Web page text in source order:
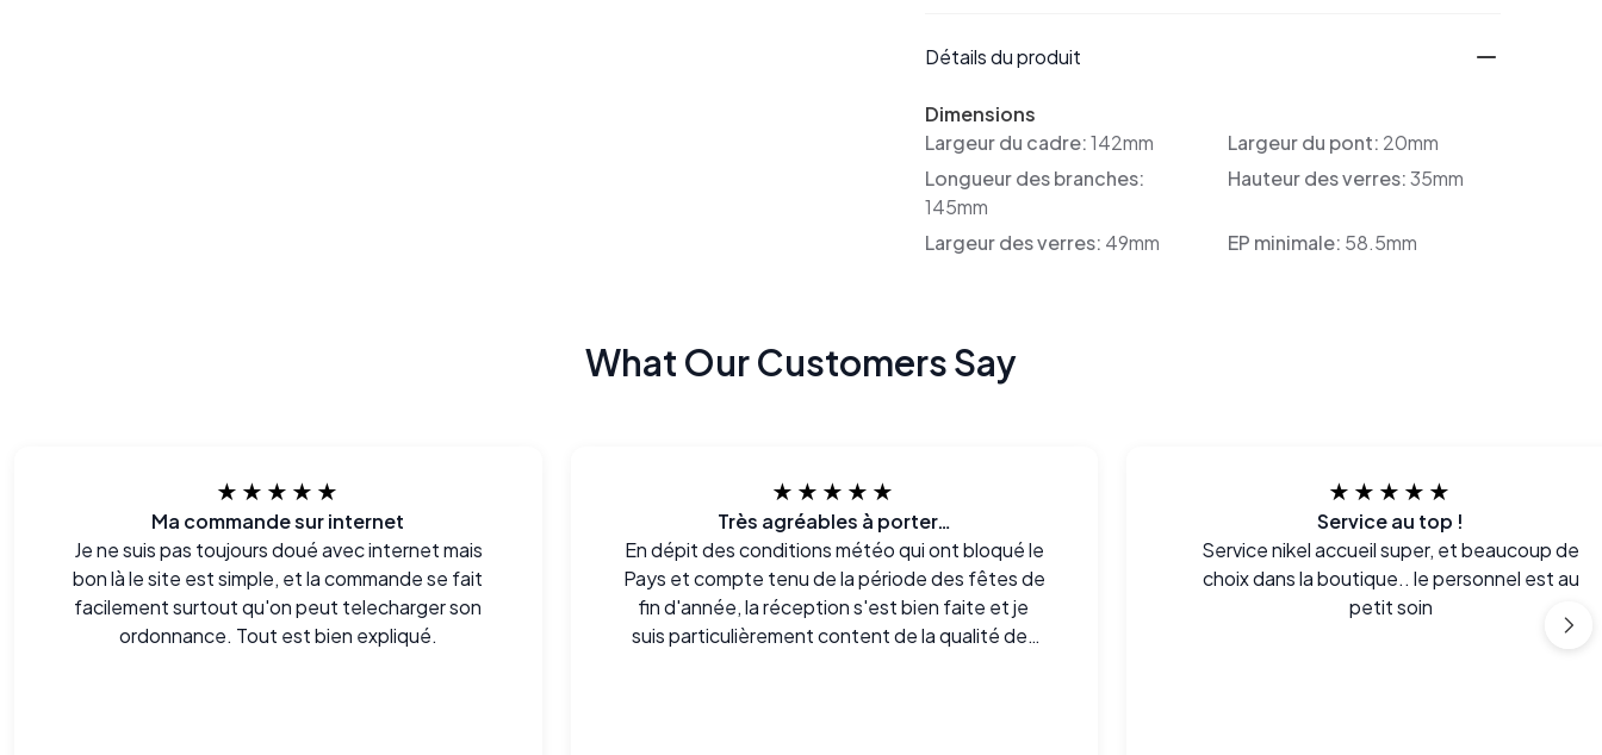
Détails du produit
Dimensions
Largeur du cadre:142mm Largeur du pont: 20mm
Longueur des branches:
145mm
Hauteur des verres:35mm
Largeur des verres: 49mm EP minimale: 58.5mm
What Our Customers Say
★★★★★
Ma commande sur internet
Je ne suis pas toujours doué avec internet mais
bon là le site est simple, et la commande se fait
facilement surtout qu'on peut telecharger son
ordonnance. Tout est bien expliqué.
★★★★★
Très agréables à porter…
En dépit des conditions météo qui ont bloqué le
Pays et compte tenu de la période des fêtes de
fin d'année, la réception s'est bien faite et je
suis particulièrement content de la qualité des
★★★★★
Service au top !
Service nikel accueil super, et beaucoup de
choix dans la boutique.. le personnel est au
petit soin